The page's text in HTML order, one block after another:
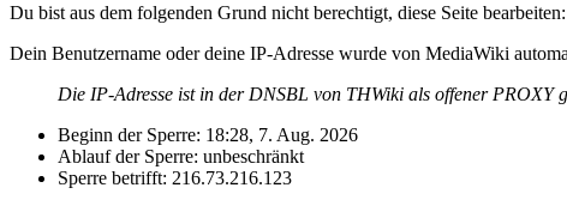
Du bist aus dem folgenden Grund nicht berechtigt, diese Seite bearbeiten:
Dein Benutzername oder deine IP-Adresse wurde von MediaWiki
Die IP-Adresse ist in der DNSBL von THWiki als offener PROXY
Beginn der Sperre: 18:28, 7. Aug. 2026
Ablauf der Sperre: unbeschränkt
Sperre betrifft: 216.73.216.123